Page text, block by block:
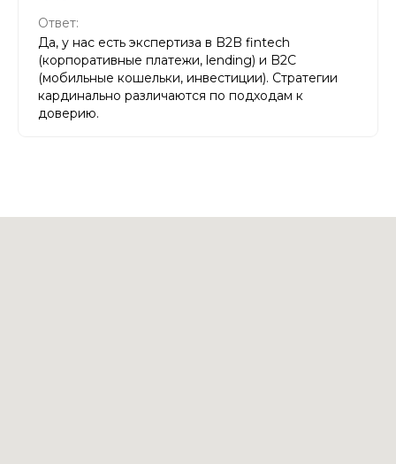
Ответ:
Да, у нас есть экспертиза в B2B fintech
(корпоративные платежи, lending) и B2C
(мобильные кошельки, инвестиции). Стратегии
кардинально различаются по подходам к
доверию.